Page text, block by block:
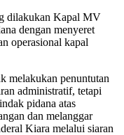
dilakukan Kapal MV
dengan menyeret
operasional kapal
melakukan penuntutan
administratif, tetapi
pidana atas
dan melanggar
Kiara melalui siaran